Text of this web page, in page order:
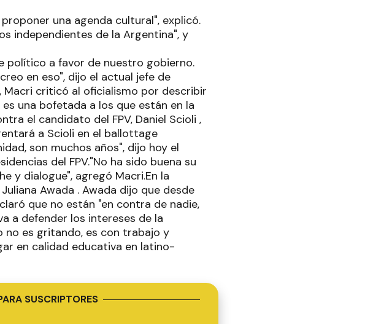
una agenda cultural", explicó.
independientes de la Argentina", y
político a favor de nuestro gobierno.
en eso", dijo el actual jefe de
Macri criticó al oficialismo por describir
una bofetada a los que están en la
el candidato del FPV, Daniel Scioli ,
a Scioli en el ballottage
son muchos años", dijo hoy el
del FPV."No ha sido buena su
y dialogue", agregó Macri.En la
Awada . Awada dijo que desde
que no están "en contra de nadie,
a defender los intereses de la
no es gritando, es con trabajo y
en calidad educativa en latino-
SUSCRIPTORES